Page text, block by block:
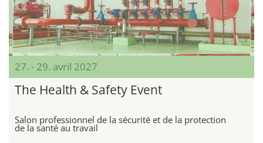
27. - 29. avril 2027
The Health & Safety Event
Salon professionnel de la sécurité et de la protection
de la santé au travail